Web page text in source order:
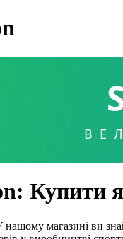
Купити
нашому магазині ви